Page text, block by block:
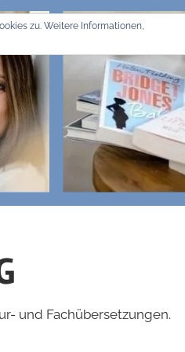
und Fachübersetzungen.
zu. Weitere Informationen,